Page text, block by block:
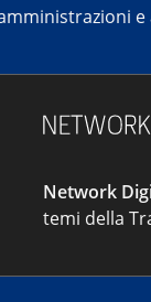
Network
temi della